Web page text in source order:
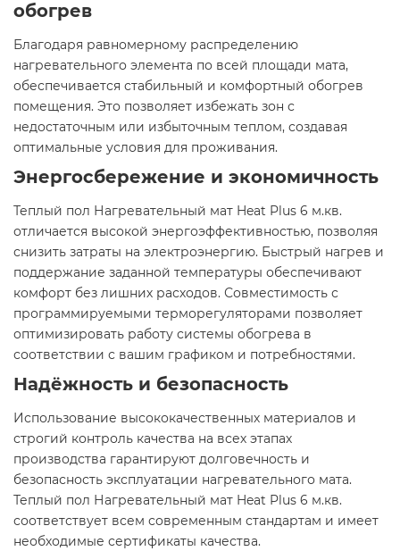
обогрев
Благодаря равномерному распределению
нагревательного элемента по всей площади мата,
обеспечивается стабильный и комфортный обогрев
помещения. Это позволяет избежать зон с
недостаточным или избыточным теплом, создавая
оптимальные условия для проживания.​
Энергосбережение и экономичность
Теплый пол Нагревательный мат Heat Plus 6 м.кв.
отличается высокой энергоэффективностью, позволяя
снизить затраты на электроэнергию. Быстрый нагрев и
поддержание заданной температуры обеспечивают
комфорт без лишних расходов. Совместимость с
программируемыми терморегуляторами позволяет
оптимизировать работу системы обогрева в
соответствии с вашим графиком и потребностями.​
Надёжность и безопасность
Использование высококачественных материалов и
строгий контроль качества на всех этапах
производства гарантируют долговечность и
безопасность эксплуатации нагревательного мата.
Теплый пол Нагревательный мат Heat Plus 6 м.кв.
соответствует всем современным стандартам и имеет
необходимые сертификаты качества.​